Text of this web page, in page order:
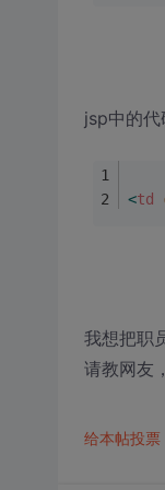
jsp中的代
<td
我想把职
请教网友
给本帖投票